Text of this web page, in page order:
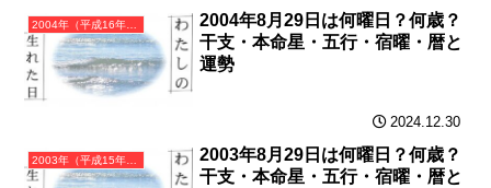
2004年（平成16年）甲申（きのえさる）・申年（さる年）カレンダー（月曜はじまり）
2004年8月29日は何曜日？何歳？
干支・本命星・五行・宿曜・暦と
運勢
2024.12.30
2003年（平成15年）癸未（みずのとひつじ）・未年（ひつじ年）カレンダー（月曜はじまり）
2003年8月29日は何曜日？何歳？
干支・本命星・五行・宿曜・暦と